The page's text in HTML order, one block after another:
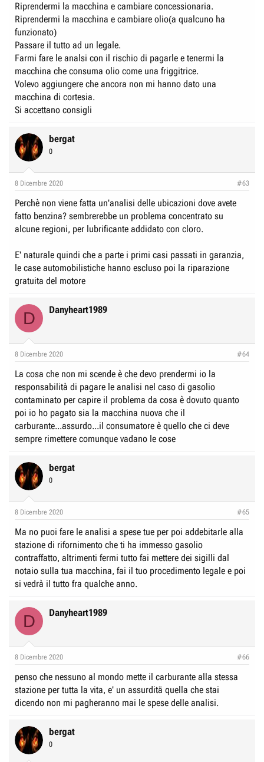
Riprendermi la macchina e cambiare concessionaria.
Riprendermi la macchina e cambiare olio(a qualcuno ha
funzionato)
Passare il tutto ad un legale.
Farmi fare le analsi con il rischio di pagarle e tenermi la
macchina che consuma olio come una friggitrice.
Volevo aggiungere che ancora non mi hanno dato una
macchina di cortesia.
Si accettano consigli
bergat
0
8 Dicembre 2020 #63
Perchè non viene fatta un'analisi delle ubicazioni dove avete
fatto benzina? sembrerebbe un problema concentrato su
alcune regioni, per lubrificante addidato con cloro.
E' naturale quindi che a parte i primi casi passati in garanzia,
le case automobilistiche hanno escluso poi la riparazione
gratuita del motore
D Danyheart1989
8 Dicembre 2020 #64
La cosa che non mi scende è che devo prendermi io la
responsabilità di pagare le analisi nel caso di gasolio
contaminato per capire il problema da cosa è dovuto quanto
poi io ho pagato sia la macchina nuova che il
carburante...assurdo...il consumatore è quello che ci deve
sempre rimettere comunque vadano le cose
bergat
0
8 Dicembre 2020 #65
Ma no puoi fare le analisi a spese tue per poi addebitarle alla
stazione di rifornimento che ti ha immesso gasolio
contraffatto, altrimenti fermi tutto fai mettere dei sigilli dal
notaio sulla tua macchina, fai il tuo procedimento legale e poi
si vedrà il tutto fra qualche anno.
D Danyheart1989
8 Dicembre 2020 #66
penso che nessuno al mondo mette il carburante alla stessa
stazione per tutta la vita, e' un assurditä quella che stai
dicendo non mi pagheranno mai le spese delle analisi.
bergat
0